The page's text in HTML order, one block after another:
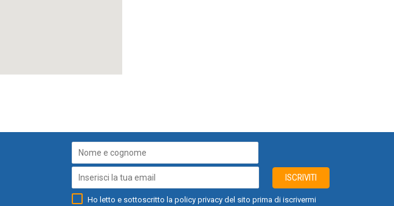
ISCRIVITI
Ho letto e sottoscritto la policy privacy del sito prima di iscrivermi